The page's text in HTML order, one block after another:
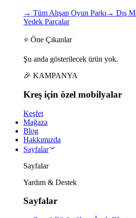
→ Tüm Ahşap Oyun Parkı → Dış
Yedek Parçalar
⭐ Öne Çıkanlar
Şu anda gösterilecek ürün yok.
🎉 KAMPANYA
Kreş için özel mobilyalar
Keşfet
Mağaza
Blog
Hakkımızda
Sayfalar
Sayfalar
Yardım & Destek
Sayfalar